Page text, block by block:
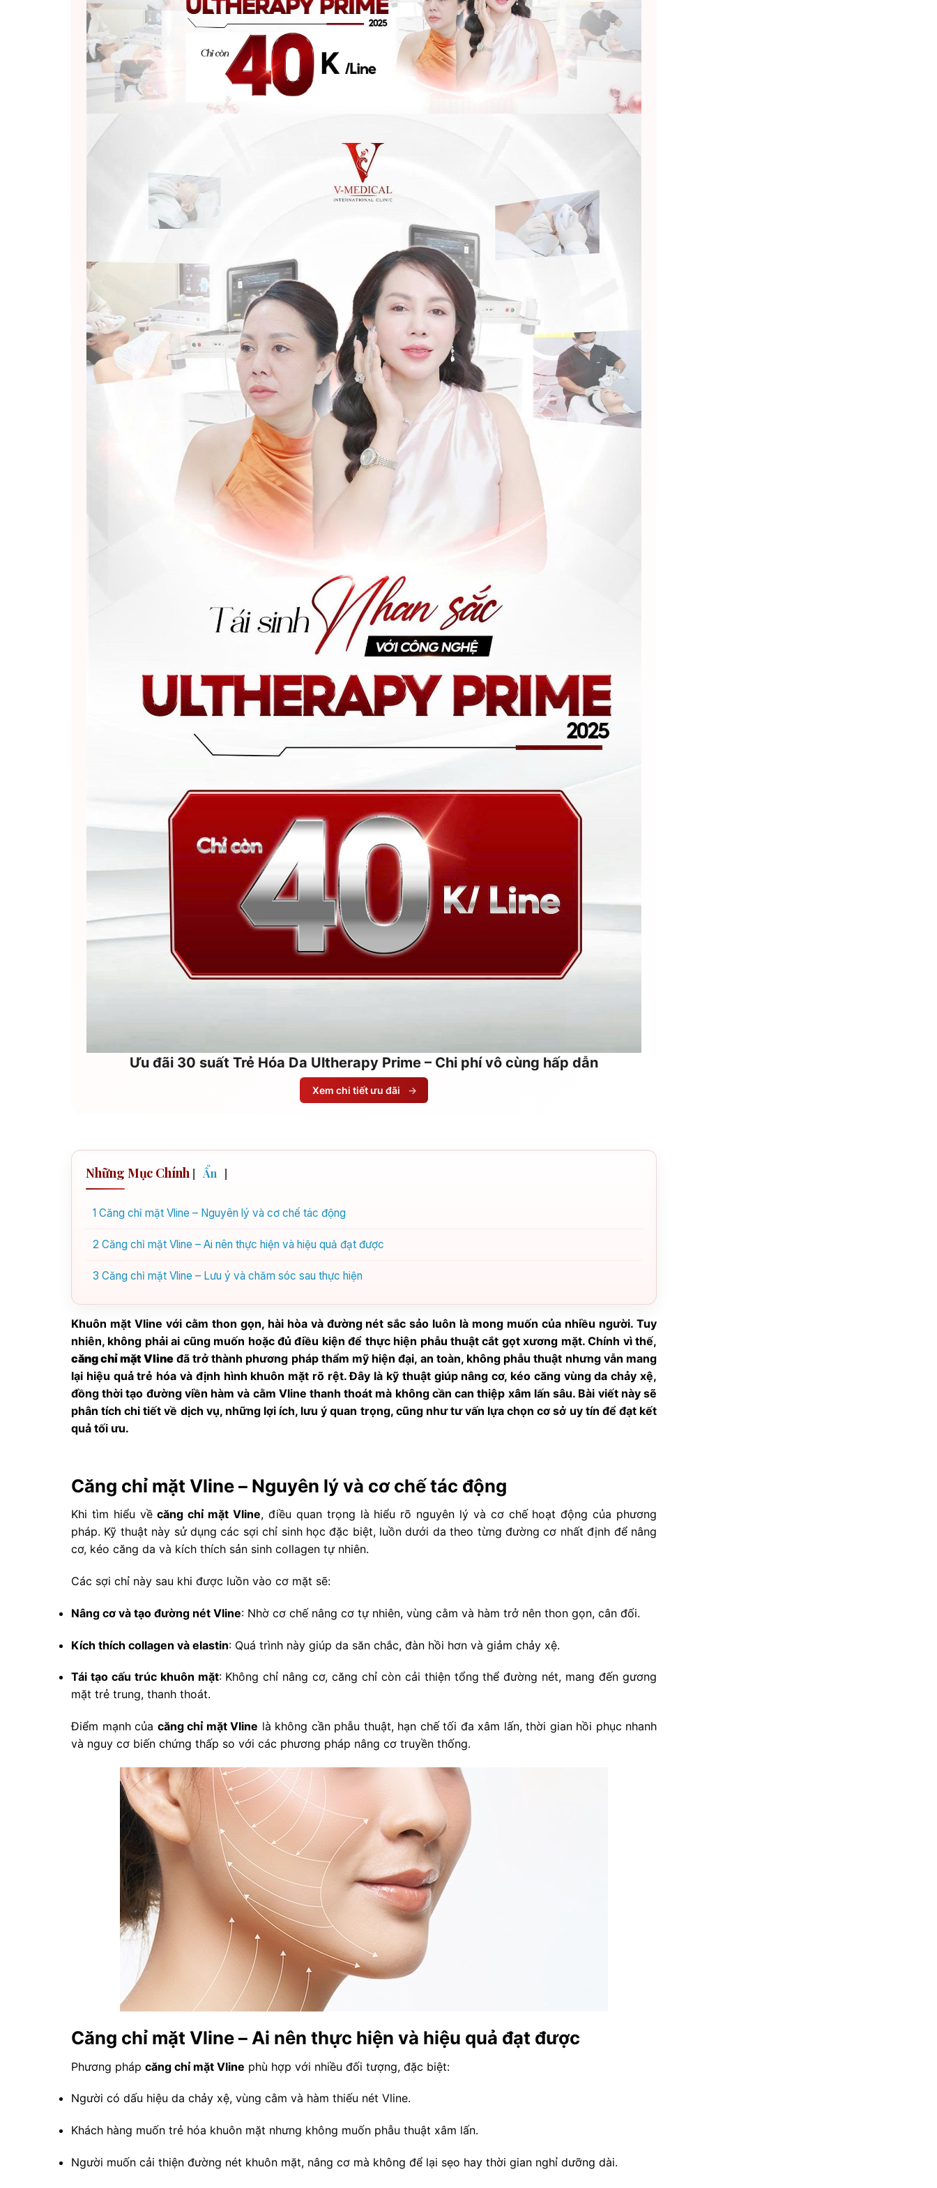
Ưu đãi 30 suất Trẻ Hóa Da Ultherapy Prime – Chi phí vô cùng hấp dẫn
Xem chi tiết ưu đãi →
Những Mục Chính [ Ẩn ]
1 Căng chỉ mặt Vline – Nguyên lý và cơ chế tác động
2 Căng chỉ mặt Vline – Ai nên thực hiện và hiệu quả đạt được
3 Căng chỉ mặt Vline – Lưu ý và chăm sóc sau thực hiện
Khuôn mặt Vline với cằm thon gọn, hài hòa và đường nét sắc sảo luôn là mong muốn của nhiều người. Tuy
nhiên, không phải ai cũng muốn hoặc đủ điều kiện để thực hiện phẫu thuật cắt gọt xương mặt. Chính vì thế,
căng chỉ mặt Vlineđã trở thành phương pháp thẩm mỹ hiện đại, an toàn, không phẫu thuật nhưng vẫn mang
lại hiệu quả trẻ hóa và định hình khuôn mặt rõ rệt. Đây là kỹ thuật giúp nâng cơ, kéo căng vùng da chảy xệ,
đồng thời tạo đường viền hàm và cằm Vline thanh thoát mà không cần can thiệp xâm lấn sâu. Bài viết này sẽ
phân tích chi tiết về dịch vụ, những lợi ích, lưu ý quan trọng, cũng như tư vấn lựa chọn cơ sở uy tín để đạt kết
quả tối ưu.
Căng chỉ mặt Vline – Nguyên lý và cơ chế tác động
Khi tìm hiểu vềcăng chỉ mặt Vline, điều quan trọng là hiểu rõ nguyên lý và cơ chế hoạt động của phương
pháp. Kỹ thuật này sử dụng các sợi chỉ sinh học đặc biệt, luồn dưới da theo từng đường cơ nhất định để nâng
cơ, kéo căng da và kích thích sản sinh collagen tự nhiên.
Các sợi chỉ này sau khi được luồn vào cơ mặt sẽ:
Nâng cơ và tạo đường nét Vline: Nhờ cơ chế nâng cơ tự nhiên, vùng cằm và hàm trở nên thon gọn, cân đối.
Kích thích collagen và elastin: Quá trình này giúp da săn chắc, đàn hồi hơn và giảm chảy xệ.
Tái tạo cấu trúc khuôn mặt: Không chỉ nâng cơ, căng chỉ còn cải thiện tổng thể đường nét, mang đến gương
mặt trẻ trung, thanh thoát.
Điểm mạnh của căng chỉ mặt Vline là không cần phẫu thuật, hạn chế tối đa xâm lấn, thời gian hồi phục nhanh
và nguy cơ biến chứng thấp so với các phương pháp nâng cơ truyền thống.
Căng chỉ mặt Vline – Ai nên thực hiện và hiệu quả đạt được
Phương pháp căng chỉ mặt Vline phù hợp với nhiều đối tượng, đặc biệt:
Người có dấu hiệu da chảy xệ, vùng cằm và hàm thiếu nét Vline.
Khách hàng muốn trẻ hóa khuôn mặt nhưng không muốn phẫu thuật xâm lấn.
Người muốn cải thiện đường nét khuôn mặt, nâng cơ mà không để lại sẹo hay thời gian nghỉ dưỡng dài.